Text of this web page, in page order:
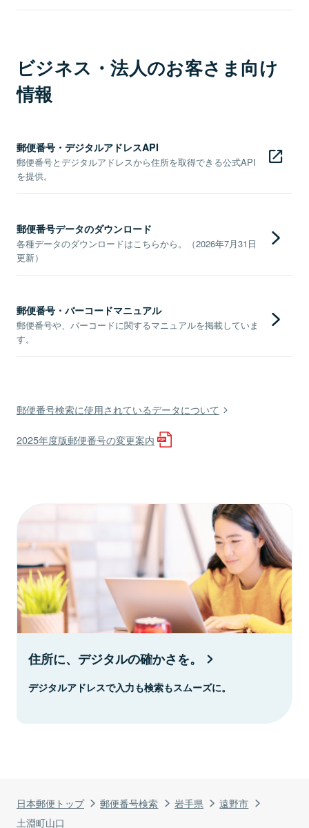
日本郵便トップ 郵便番号検索 岩手県
遠野市
土淵町山口
ビジネス・法人のお客さま向け
情報
郵便番号・デジタルアドレスAPI
郵便番号とデジタルアドレスから住所を取得できる公式API
を提供。
郵便番号データのダウンロード
各種データのダウンロードはこちらから。（2026年7月31日
更新）
郵便番号・バーコードマニュアル
郵便番号や、バーコードに関するマニュアルを掲載していま
す。
郵便番号検索に使用されているデータについて
2025年度版郵便番号の変更案内
住所に、デジタルの確かさを。
デジタルアドレスで入力も検索もスムーズに。